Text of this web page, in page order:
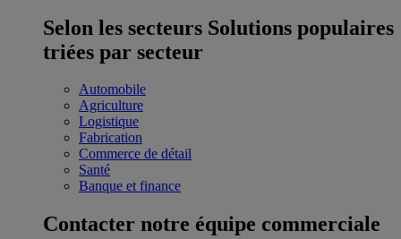
Selon les secteurs Solutions populaires
triées par secteur
Automobile
Agriculture
Logistique
Fabrication
Commerce de détail
Santé
Banque et finance
Contacter notre équipe commerciale